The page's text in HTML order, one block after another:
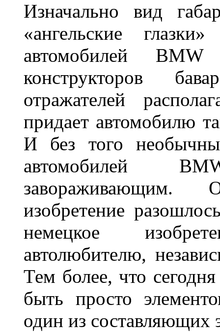
Изначально вид
«ангельские
автомобилей
конструкторов
отражателей
придает автомобилю
И без того
автомобилей
завораживающим.
изобретение
немецкое
автолюбителю,
Тем более, что сегодня
быть просто
один из